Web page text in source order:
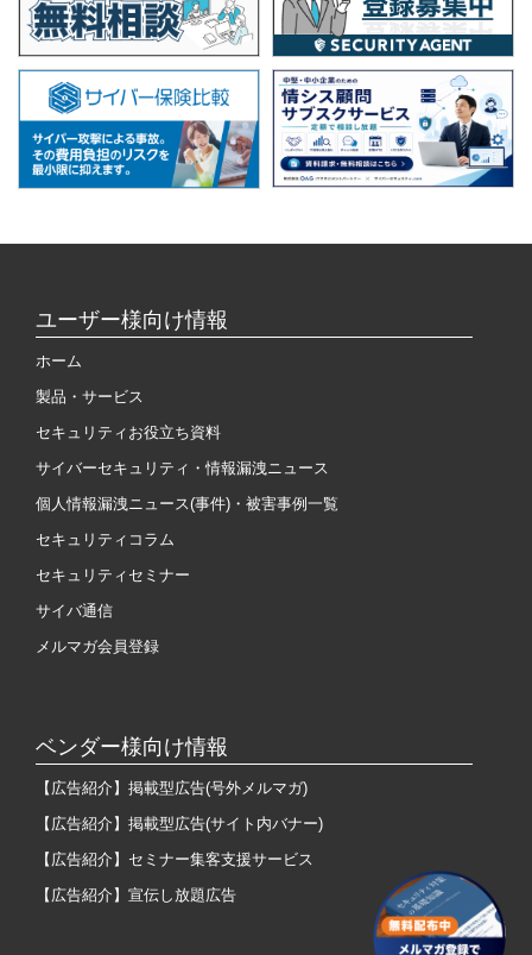
ユーザー様向け情報
ホーム
製品・サービス
セキュリティお役立ち資料
サイバーセキュリティ・情報漏洩ニュース
個人情報漏洩ニュース(事件)・被害事例一覧
セキュリティコラム
セキュリティセミナー
サイバ通信
メルマガ会員登録
ベンダー様向け情報
【広告紹介】掲載型広告(号外メルマガ)
【広告紹介】掲載型広告(サイト内バナー)
【広告紹介】セミナー集客支援サービス
【広告紹介】宣伝し放題広告